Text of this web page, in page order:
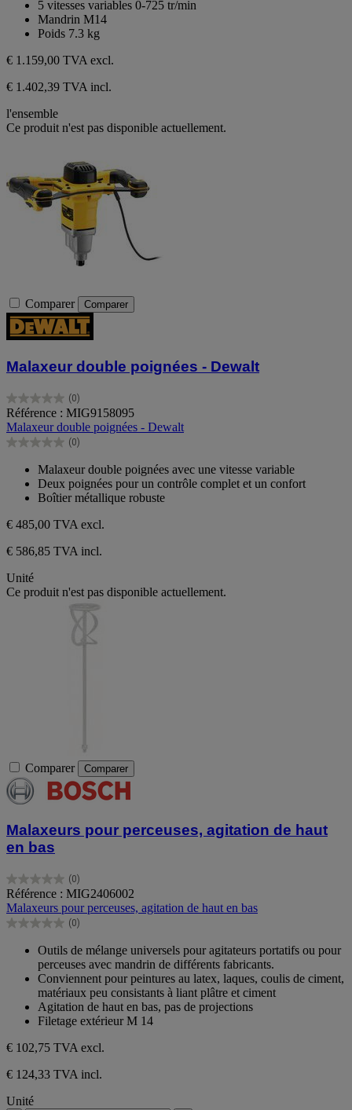
5 vitesses variables 0-725 tr/min
Mandrin M14
Poids 7.3 kg
€ 1.159,00 TVA excl.
€ 1.402,39 TVA incl.
l'ensemble
Ce produit n'est pas disponible actuellement.
Comparer Comparer
Malaxeur double poignées - Dewalt
(0)
0.0
sur
5
étoiles.
Référence : MIG9158095
Malaxeur double poignées - Dewalt
(0)
0.0
étoiles.
Malaxeur double poignées avec une vitesse variable
Deux poignées pour un contrôle complet et un confort
Boîtier métallique robuste
€ 485,00 TVA excl.
€ 586,85 TVA incl.
Unité
Ce produit n'est pas disponible actuellement.
Comparer Comparer
Malaxeurs pour perceuses, agitation de haut
en bas
(0)
0.0
sur
5
étoiles.
Référence : MIG2406002
Malaxeurs pour perceuses, agitation de haut en bas
(0)
0.0
étoiles.
Outils de mélange universels pour agitateurs portatifs ou pour
perceuses avec mandrin de différents fabricants.
Conviennent pour peintures au latex, laques, coulis de ciment,
matériaux peu consistants à liant plâtre et ciment
Agitation de haut en bas, pas de projections
Filetage extérieur M 14
€ 102,75 TVA excl.
€ 124,33 TVA incl.
Unité